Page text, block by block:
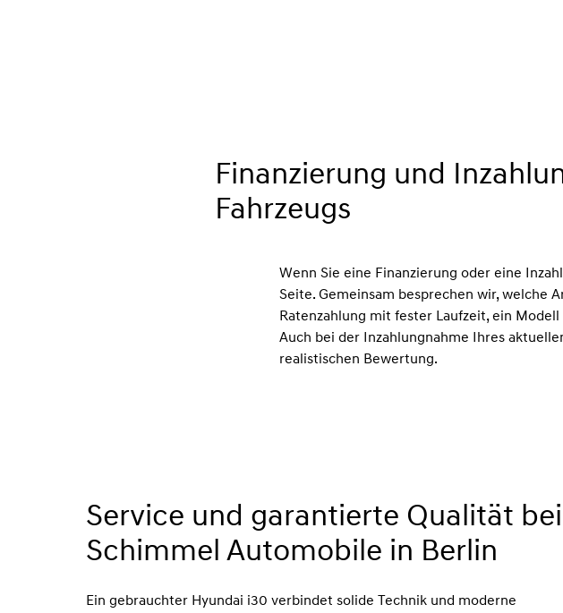
Finanzierung und
Fahrzeugs
Wenn Sie eine Finanzierung oder eine
Seite. Gemeinsam besprechen wir, welche
Ratenzahlung mit fester Laufzeit, ein
Auch bei der Inzahlungnahme Ihres
realistischen Bewertung.
Service und garantierte Qualität bei
Schimmel Automobile in Berlin
Ein gebrauchter Hyundai i30 verbindet solide Technik und moderne